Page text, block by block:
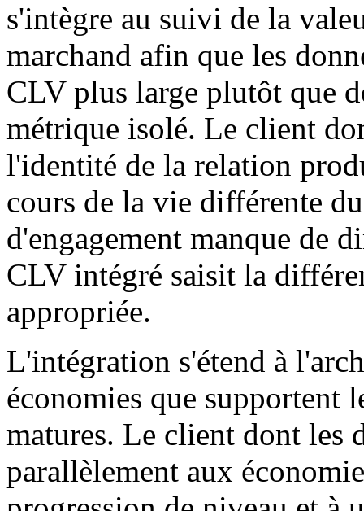
s'intègre au suivi de la
marchand afin que les
CLV plus large plutôt que
métrique isolé. Le client
l'identité de la relation
cours de la vie différente
d'engagement manque de
CLV intégré saisit la
appropriée.
L'intégration s'étend à
économies que supportent
matures. Le client dont les
parallèlement aux